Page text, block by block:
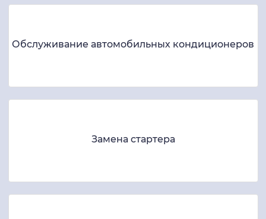
Обслуживание автомобильных кондиционеров
Замена стартера